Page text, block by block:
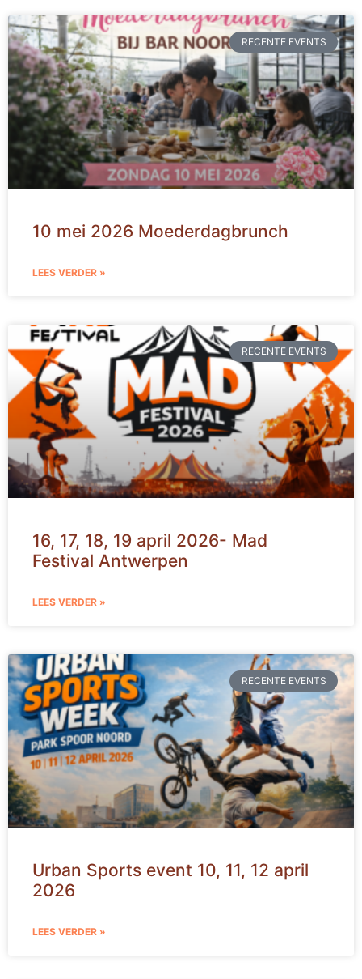
RECENTE EVENTS
10 mei 2026 Moederdagbrunch
LEES VERDER »
RECENTE EVENTS
16, 17, 18, 19 april 2026- Mad
Festival Antwerpen
LEES VERDER »
RECENTE EVENTS
Urban Sports event 10, 11, 12 april
2026
LEES VERDER »